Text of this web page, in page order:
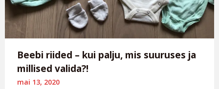
Beebi riided – kui palju, mis suuruses ja
millised valida?!
mai 13, 2020